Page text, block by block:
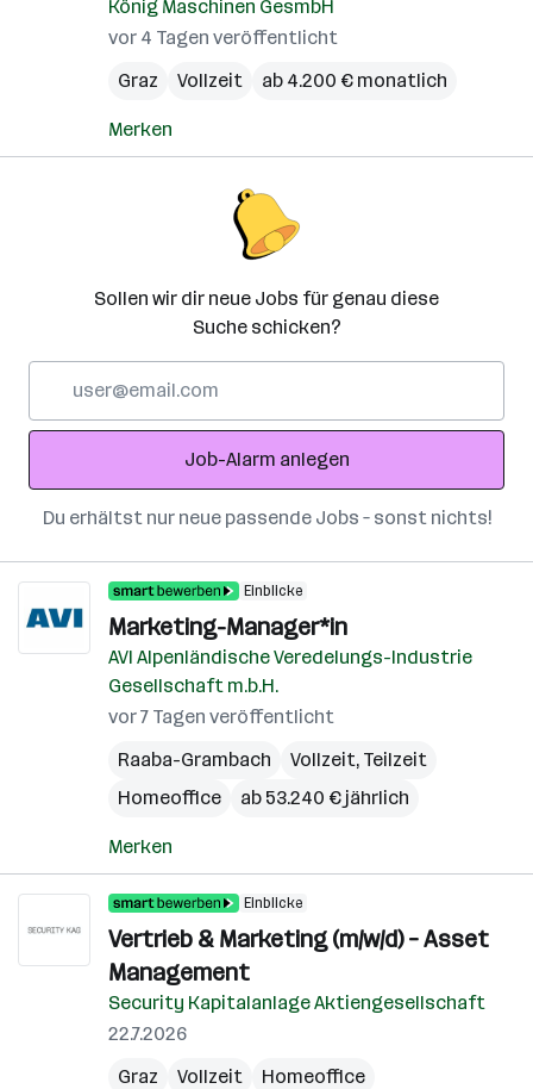
König Maschinen GesmbH
vor 4 Tagen veröffentlicht
Graz
Vollzeit ab 4.200 € monatlich
Merken
Sollen wir dir neue Jobs für genau diese
Suche schicken?
Adresse
Job-Alarm anlegen
Du erhältst nur neue passende Jobs – sonst nichts!
Einblicke
Marketing-Manager*in
AVI Alpenländische Veredelungs-Industrie
Gesellschaft m.b.H.
vor 7 Tagen veröffentlicht
Raaba-Grambach
Vollzeit, Teilzeit
Homeoffice
ab 53.240 € jährlich
Merken
Einblicke
Vertrieb & Marketing (m/w/d) – Asset
Management
Security Kapitalanlage Aktiengesellschaft
22.7.2026
Graz
Vollzeit
Homeoffice